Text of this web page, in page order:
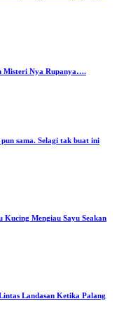
Misteri Nya Rupanya….
sama. Selagi tak buat ini
Kucing Mengiau Sayu Seakan
Landasan Ketika Palang